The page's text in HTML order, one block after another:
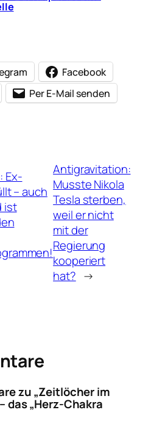
Facebook
Per E-Mail senden
Ex-
– auch
ist
Antigravitation:
Musste Nikola
Tesla sterben,
weil er nicht
mit der
Regierung
kooperiert
hat? →
zu „Zeitlöcher im
das „Herz-Chakra